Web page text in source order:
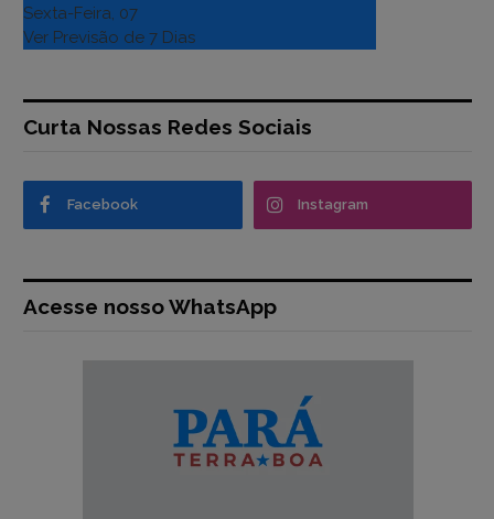
Sexta-Feira, 07
Ver Previsão de 7 Dias
Curta Nossas Redes Sociais
Facebook Instagram
Acesse nosso WhatsApp